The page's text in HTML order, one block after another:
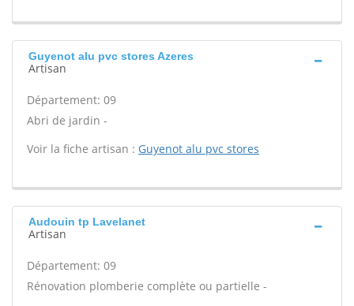
Guyenot alu pvc stores Azeres
Artisan
Département: 09
Abri de jardin -
Voir la fiche artisan : Guyenot alu pvc stores
Audouin tp Lavelanet
Artisan
Département: 09
Rénovation plomberie complète ou partielle -